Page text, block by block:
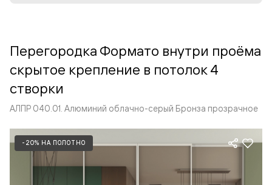
алюминиевых перегородок и дверей координируется
со стеновыми панелями Волховец.
Перегородка Формато внутри проёма
скрытое крепление в потолок 4
створки
АЛПР 040.01. Алюминий облачно-серый Бронза прозрачное
-20% НА ПОЛОТНО